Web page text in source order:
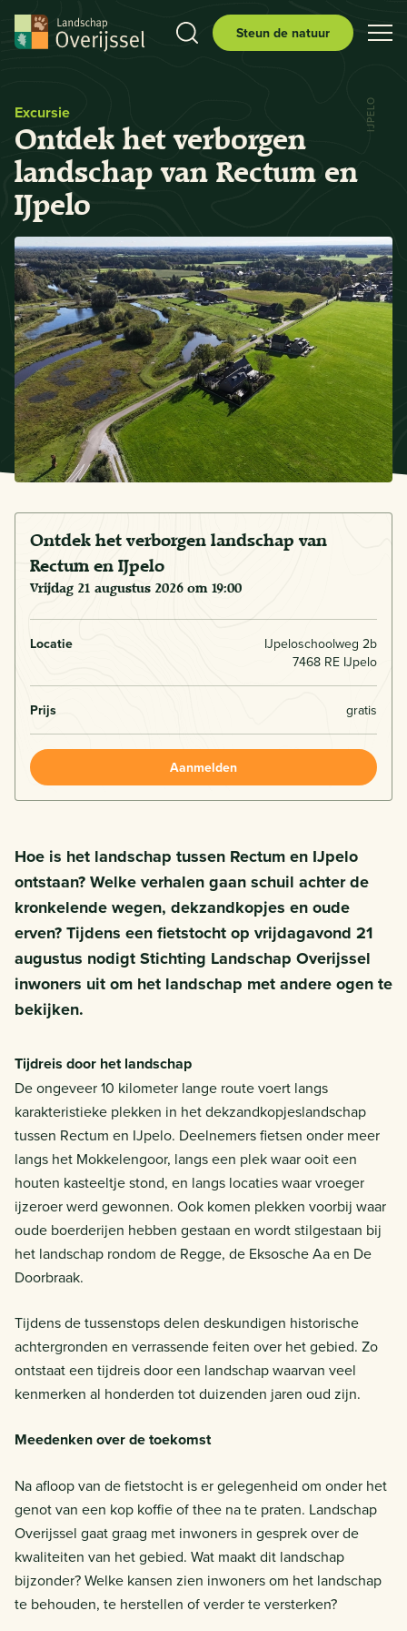
Steun de natuur
Excursie
Ontdek het verborgen
landschap van Rectum en
IJpelo
IJPELO
Ontdek het verborgen landschap van
Rectum en IJpelo
vrijdag 21 augustus 2026 om 19:00
Locatie
IJpeloschoolweg 2b
7468 RE IJpelo
Prijs gratis
Aanmelden
Hoe is het landschap tussen Rectum en IJpelo
ontstaan? Welke verhalen gaan schuil achter de
kronkelende wegen, dekzandkopjes en oude
erven? Tijdens een fietstocht op vrijdagavond 21
augustus nodigt Stichting Landschap Overijssel
inwoners uit om het landschap met andere ogen te
bekijken.
Tijdreis door het landschap
De ongeveer 10 kilometer lange route voert langs
karakteristieke plekken in het dekzandkopjeslandschap
tussen Rectum en IJpelo. Deelnemers fietsen onder meer
langs het Mokkelengoor, langs een plek waar ooit een
houten kasteeltje stond, en langs locaties waar vroeger
ijzeroer werd gewonnen. Ook komen plekken voorbij waar
oude boerderijen hebben gestaan en wordt stilgestaan bij
het landschap rondom de Regge, de Eksosche Aa en De
Doorbraak.
Tijdens de tussenstops delen deskundigen historische
achtergronden en verrassende feiten over het gebied. Zo
ontstaat een tijdreis door een landschap waarvan veel
kenmerken al honderden tot duizenden jaren oud zijn.
Meedenken over de toekomst
Na afloop van de fietstocht is er gelegenheid om onder het
genot van een kop koffie of thee na te praten. Landschap
Overijssel gaat graag met inwoners in gesprek over de
kwaliteiten van het gebied. Wat maakt dit landschap
bijzonder? Welke kansen zien inwoners om het landschap
te behouden, te herstellen of verder te versterken?